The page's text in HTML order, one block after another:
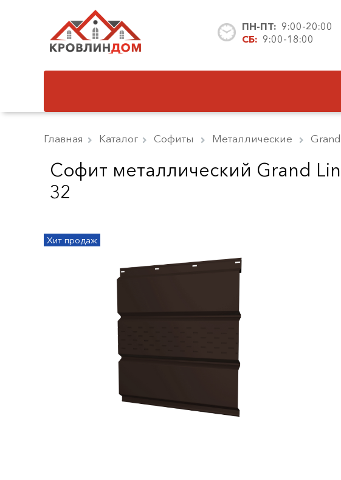
ПН-ПТ: 9:00-20:00
СБ: 9:00-18:00
Главная Каталог Софиты Металлические
Софит металлический Grand
32
Хит продаж